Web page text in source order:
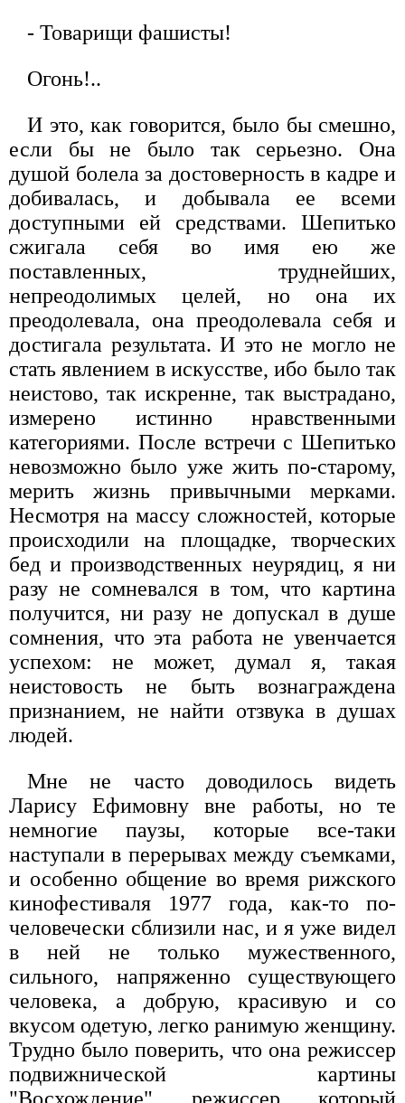
- Товарищи фашисты!
Огонь!..
И это, как говорится, было бы смешно,
если бы не было так серьезно. Она
душой болела за достоверность в кадре и
добивалась, и добывала ее всеми
доступными ей средствами. Шепитько
сжигала себя во имя ею же
поставленных, труднейших,
непреодолимых целей, но она их
преодолевала, она преодолевала себя и
достигала результата. И это не могло не
стать явлением в искусстве, ибо было так
неистово, так искренне, так выстрадано,
измерено истинно нравственными
категориями. После встречи с Шепитько
невозможно было уже жить по-старому,
мерить жизнь привычными мерками.
Несмотря на массу сложностей, которые
происходили на площадке, творческих
бед и производственных неурядиц, я ни
разу не сомневался в том, что картина
получится, ни разу не допускал в душе
сомнения, что эта работа не увенчается
успехом: не может, думал я, такая
неистовость не быть вознаграждена
признанием, не найти отзвука в душах
людей.
Мне не часто доводилось видеть
Ларису Ефимовну вне работы, но те
немногие паузы, которые все-таки
наступали в перерывах между съемками,
и особенно общение во время рижского
кинофестиваля 1977 года, как-то по-
человечески сблизили нас, и я уже видел
в ней не только мужественного,
сильного, напряженно существующего
человека, а добрую, красивую и со
вкусом одетую, легко ранимую женщину.
Трудно было поверить, что она режиссер
подвижнической картины